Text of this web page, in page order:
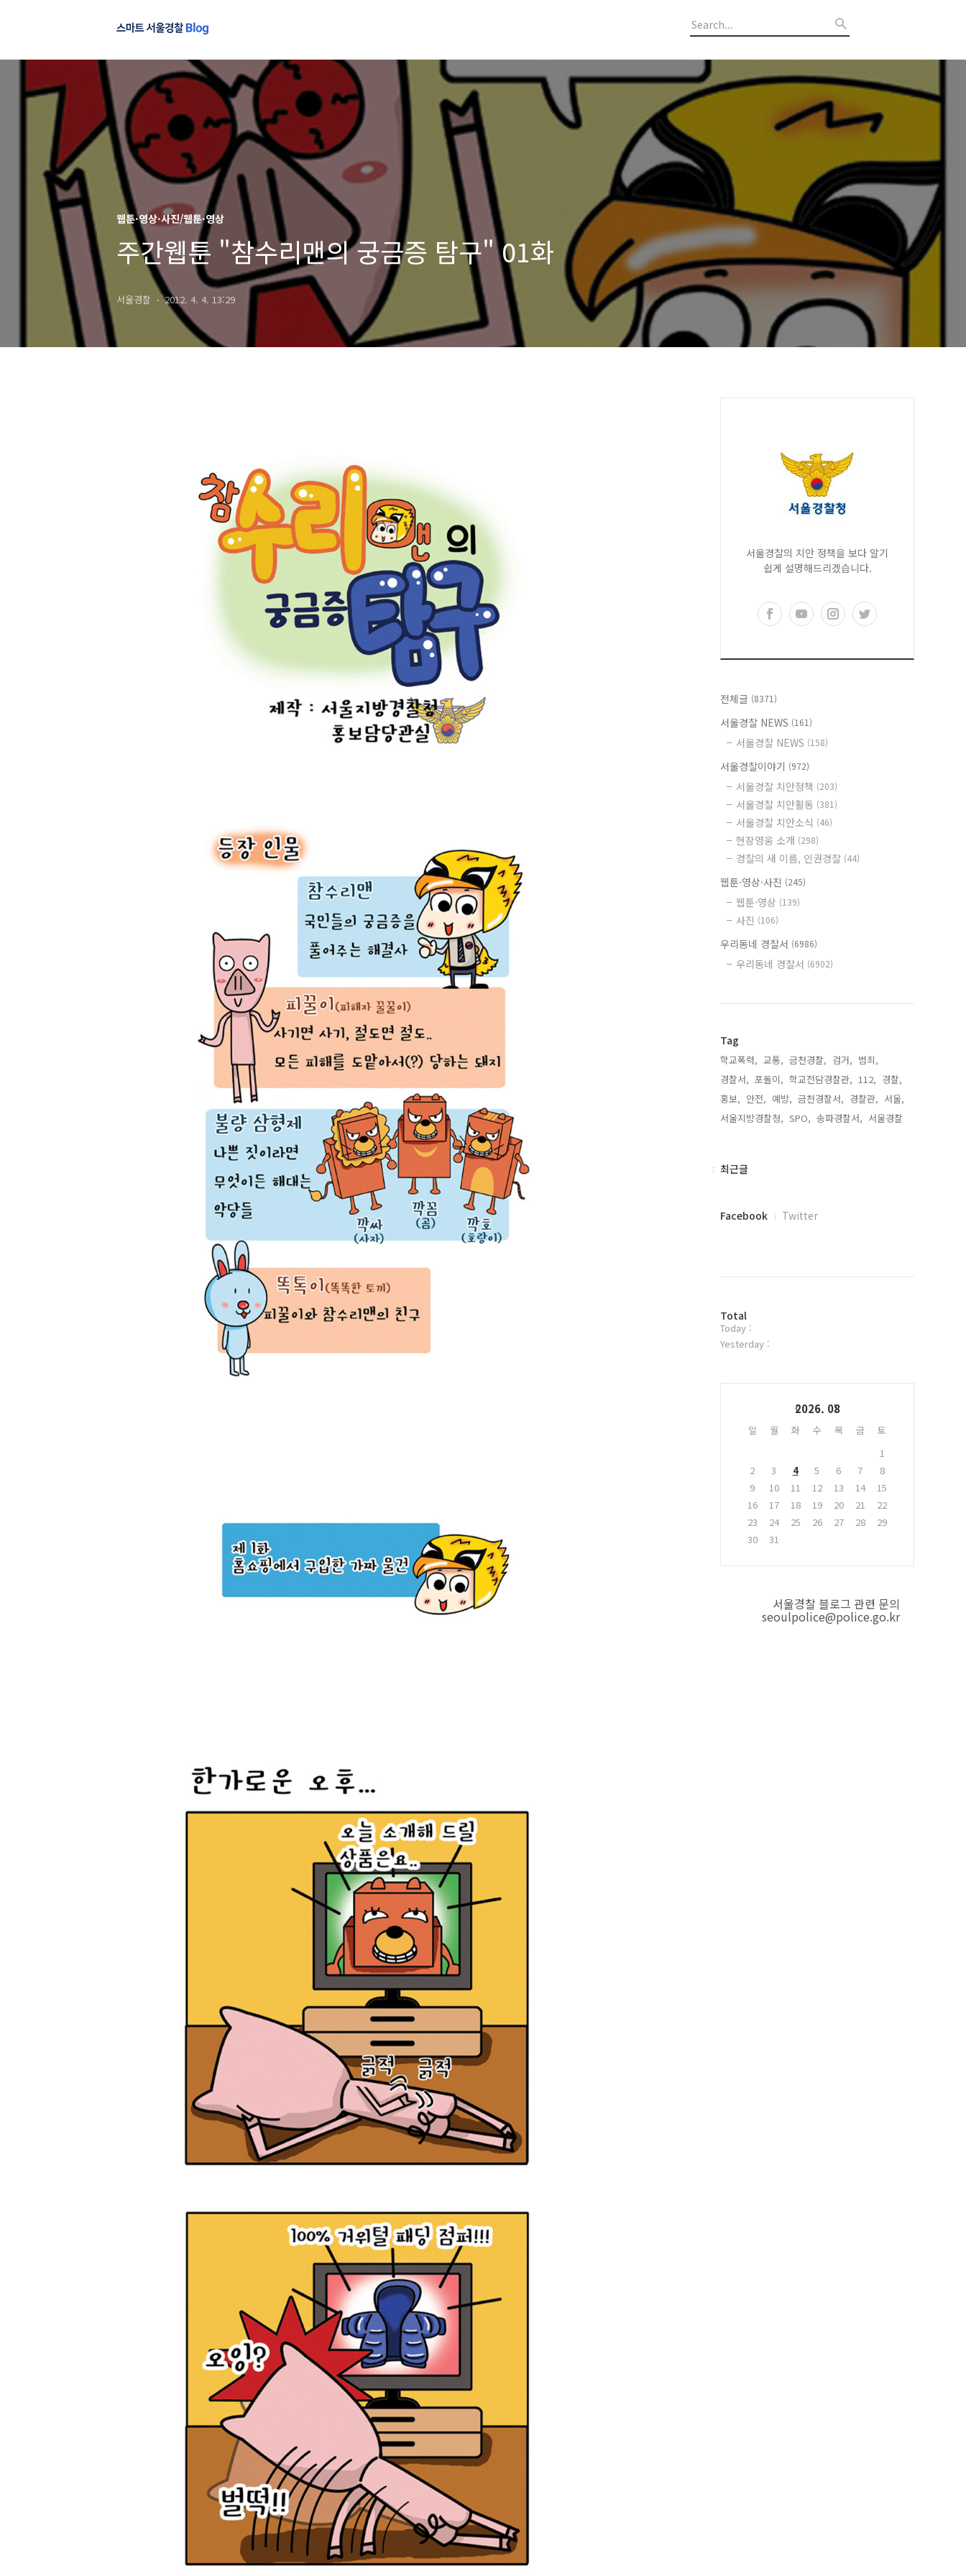
웹툰·영상·사진/웹툰·영상
주간웹툰 "참수리맨의 궁금증 탐구" 01화
서울경찰 2012. 4. 4. 13:29
서울경찰의 치안 정책을 보다 알기
쉽게 설명해드리겠습니다.
전체글 (8371)
서울경찰 NEWS (161)
서울경찰 NEWS (158)
서울경찰이야기 (972)
서울경찰 치안정책 (203)
서울경찰 치안활동 (381)
서울경찰 치안소식 (46)
현장영웅 소개 (298)
경찰의 새 이름, 인권경찰 (44)
웹툰·영상·사진 (245)
웹툰·영상 (139)
사진 (106)
우리동네 경찰서 (6986)
우리동네 경찰서 (6902)
Tag
학교폭력, 교통, 금천경찰, 검거, 범죄,
경찰서, 포돌이, 학교전담경찰관, 112, 경찰,
홍보, 안전, 예방, 금천경찰서, 경찰관, 서울,
서울지방경찰청, SPO, 송파경찰서, 서울경찰,
최
최근글
페
플
러
그
Facebook Twitter
방
문
자
Total
Today :
Yesterday :
2026. 08
일 월 화 수 목 금
토
1
2
3 4 5 6 7
8
9
10 11 12 13 14
15
16
17 18 19 20 21
22
23
24 25 26 27 28
29
30
31
서울경찰 블로그 관련 문의
seoulpolice@police.go.kr